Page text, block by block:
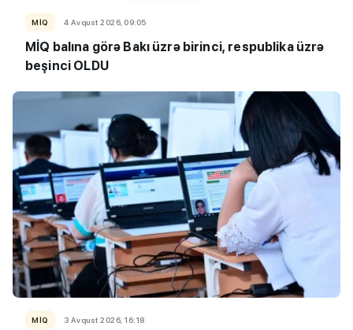
MİQ 4 Avqust 2026, 09:05
MİQ balına görə Bakı üzrə birinci, respublika üzrə
beşinci OLDU
MİQ 3 Avqust 2026, 16:18